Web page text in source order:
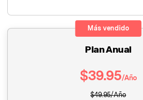
Más vendido
Plan Anual
$39.95/Año
$49.95/Año